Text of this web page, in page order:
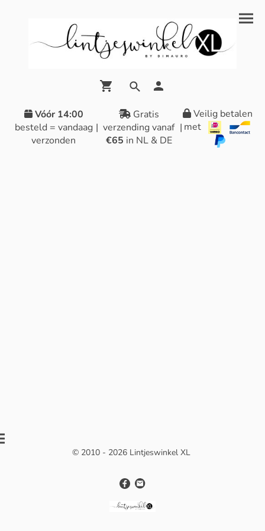
Vóór 14:00
besteld = vandaag
verzonden
|
Gratis
verzending vanaf
€65 in NL & DE
|
Veilig betalen
met
© 2010 - 2026 Lintjeswinkel XL